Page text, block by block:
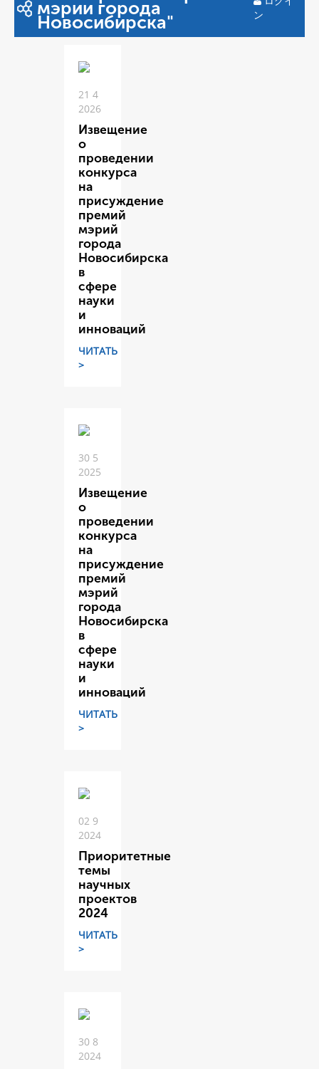
мэрии города
Новосибирска"
ン
21 4
2026
Извещение
о
проведении
конкурса
на
присуждение
премий
мэрий
города
Новосибирска
в
сфере
науки
и
инноваций
ЧИТАТЬ
>
30 5
2025
Извещение
о
проведении
конкурса
на
присуждение
премий
мэрий
города
Новосибирска
в
сфере
науки
и
инноваций
ЧИТАТЬ
>
02 9
2024
Приоритетные
темы
научных
проектов
2024
ЧИТАТЬ
>
30 8
2024